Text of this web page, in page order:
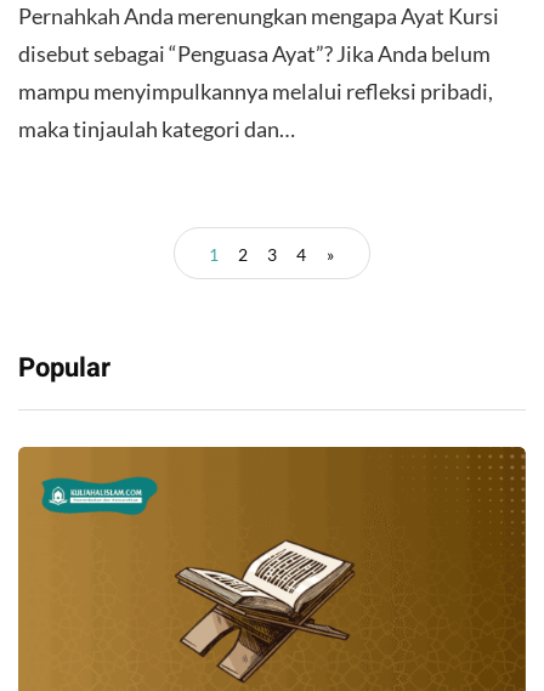
Pernahkah Anda merenungkan mengapa Ayat Kursi
disebut sebagai “Penguasa Ayat”? Jika Anda belum
mampu menyimpulkannya melalui refleksi pribadi,
maka tinjaulah kategori dan…
1 2 3 4 »
Popular